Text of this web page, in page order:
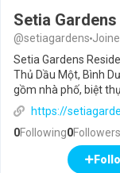
Setia
@setiagardens
Setia Gardens
Thủ Dầu Một, Bình
gồm nhà phố, biệt
https://
0Following0Followers